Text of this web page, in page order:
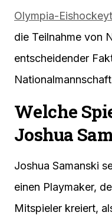
Olympia-
die Teilnahme von
entscheidender
Welche
Joshua
Joshua Samanski
einen Playmaker,
Mitspieler kreiert,